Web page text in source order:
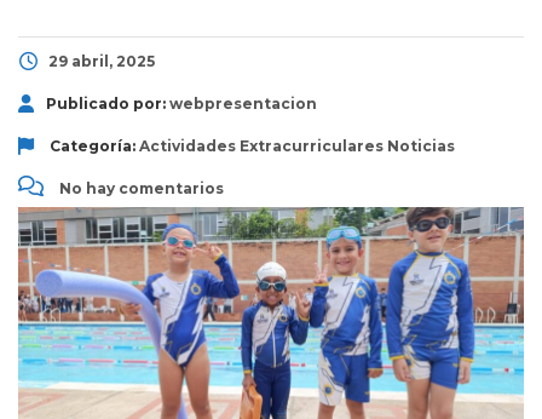
29 abril, 2025
Publicado por: webpresentacion
Categoría: Actividades Extracurriculares Noticias
No hay comentarios